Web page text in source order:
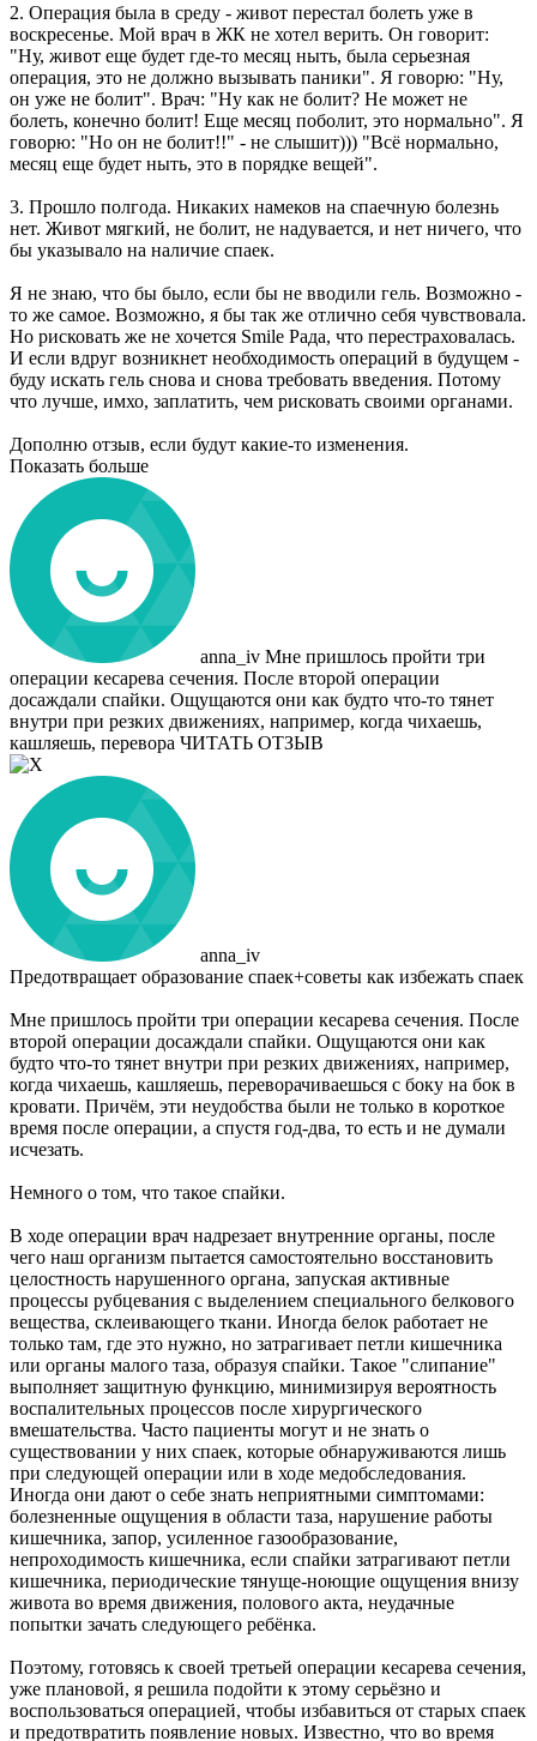
2. Операция была в среду - живот перестал болеть уже в
воскресенье. Мой врач в ЖК не хотел верить. Он говорит:
"Ну, живот еще будет где-то месяц ныть, была серьезная
операция, это не должно вызывать паники". Я говорю: "Ну,
он уже не болит". Врач: "Ну как не болит? Не может не
болеть, конечно болит! Еще месяц поболит, это нормально". Я
говорю: "Но он не болит!!" - не слышит))) "Всё нормально,
месяц еще будет ныть, это в порядке вещей".
3. Прошло полгода. Никаких намеков на спаечную болезнь
нет. Живот мягкий, не болит, не надувается, и нет ничего, что
бы указывало на наличие спаек.
Я не знаю, что бы было, если бы не вводили гель. Возможно -
то же самое. Возможно, я бы так же отлично себя чувствовала.
Но рисковать же не хочется Smile Рада, что перестраховалась.
И если вдруг возникнет необходимость операций в будущем -
буду искать гель снова и снова требовать введения. Потому
что лучше, имхо, заплатить, чем рисковать своими органами.
Дополню отзыв, если будут какие-то изменения.
Показать больше
anna_iv Мне пришлось пройти три
операции кесарева сечения. После второй операции
досаждали спайки. Ощущаются они как будто что-то тянет
внутри при резких движениях, например, когда чихаешь,
кашляешь, перевора ЧИТАТЬ ОТЗЫВ
anna_iv
Предотвращает образование спаек+советы как избежать спаек
Мне пришлось пройти три операции кесарева сечения. После
второй операции досаждали спайки. Ощущаются они как
будто что-то тянет внутри при резких движениях, например,
когда чихаешь, кашляешь, переворачиваешься с боку на бок в
кровати. Причём, эти неудобства были не только в короткое
время после операции, а спустя год-два, то есть и не думали
исчезать.
Немного о том, что такое спайки.
В ходе операции врач надрезает внутренние органы, после
чего наш организм пытается самостоятельно восстановить
целостность нарушенного органа, запуская активные
процессы рубцевания с выделением специального белкового
вещества, склеивающего ткани. Иногда белок работает не
только там, где это нужно, но затрагивает петли кишечника
или органы малого таза, образуя спайки. Такое "слипание"
выполняет защитную функцию, минимизируя вероятность
воспалительных процессов после хирургического
вмешательства. Часто пациенты могут и не знать о
существовании у них спаек, которые обнаруживаются лишь
при следующей операции или в ходе медобследования.
Иногда они дают о себе знать неприятными симптомами:
болезненные ощущения в области таза, нарушение работы
кишечника, запор, усиленное газообразование,
непроходимость кишечника, если спайки затрагивают петли
кишечника, периодические тянуще-ноющие ощущения внизу
живота во время движения, полового акта, неудачные
попытки зачать следующего ребёнка.
Поэтому, готовясь к своей третьей операции кесарева сечения,
уже плановой, я решила подойти к этому серьёзно и
воспользоваться операцией, чтобы избавиться от старых спаек
и предотвратить появление новых. Известно, что во время